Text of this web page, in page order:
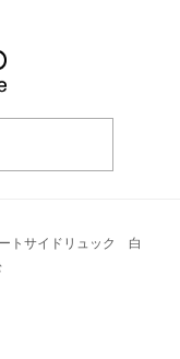
トサイドリュック 白